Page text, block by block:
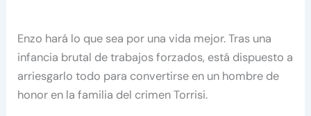
Enzo hará lo que sea por una vida mejor. Tras una
infancia brutal de trabajos forzados, está dispuesto a
arriesgarlo todo para convertirse en un hombre de
honor en la familia del crimen Torrisi.